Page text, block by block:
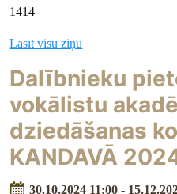
1414
Lasīt visu ziņu
Dalībnieku
vokālistu
dziedāšanas
KANDAVĀ
30.10.2024 11:00 -